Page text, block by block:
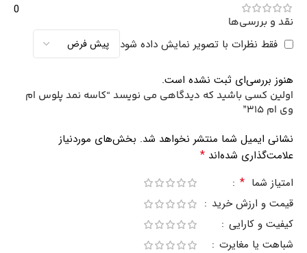
0
نقد و بررسی‌ها
فقط نظرات با تصویر نمایش داده شود
هنوز بررسی‌ای ثبت نشده است.
اولین کسی باشید که دیدگاهی می نویسد “کاسه نمد پلوس ام
وی ام 315”
نشانی ایمیل شما منتشر نخواهد شد. بخش‌های موردنیاز
علامت‌گذاری شده‌اند *
امتیاز شما *
قیمت و ارزش خرید
کیفیت و کارایی
شباهت یا مغایرت